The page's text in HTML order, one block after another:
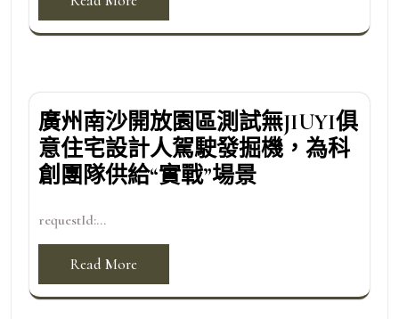
廣州南沙開放園區測試無JIUYI俱
意住宅設計人駕駛發掘機，為科
創團隊供給“實戰”場景
requestId:...
Read More